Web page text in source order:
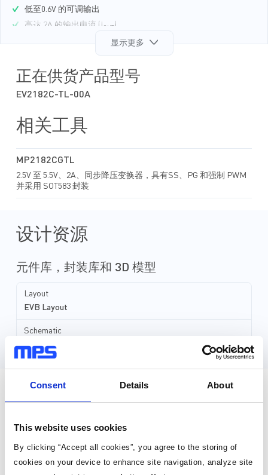
Consent Details About
This website uses cookies
By clicking “Accept all cookies”, you agree to the storing of
cookies on your device to enhance site navigation, analyze site
低至0.6V 的可调输出
高达 2A 的输出电流 (I OUT )
80mΩ 和 40mΩ 内部功率 MOSFET 开关
输出放电功能
带打嗝模式的短路保护 (SCP)
电源正常 (PG)指示
采用 SOT583 封装
显示更多
正在供货产品型号
EV2182C-TL-00A
相关工具
MP2182CGTL
2.5V 至 5.5V、2A、同步降压变换器，具有SS、PG 和强制 PWM
并采用 SOT583 封装
设计资源
元件库，封装库和 3D 模型
Layout
EVB Layout
Schematic
EVB Schematic
直接从MPS购买
数量 单价